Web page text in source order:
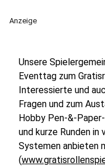
Anzeige
Unsere
Eventtag zum
Interessierte und
Fragen und zum
Hobby Pen-&-
und kurze Runden in
Systemen anbieten
(